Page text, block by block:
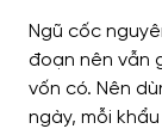
Ngũ cốc
đoạn nên vẫn
vốn có. Nên
ngày, mỗi